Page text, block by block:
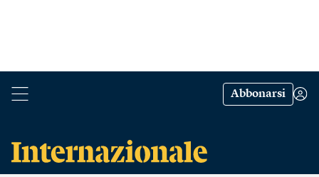
Abbonarsi